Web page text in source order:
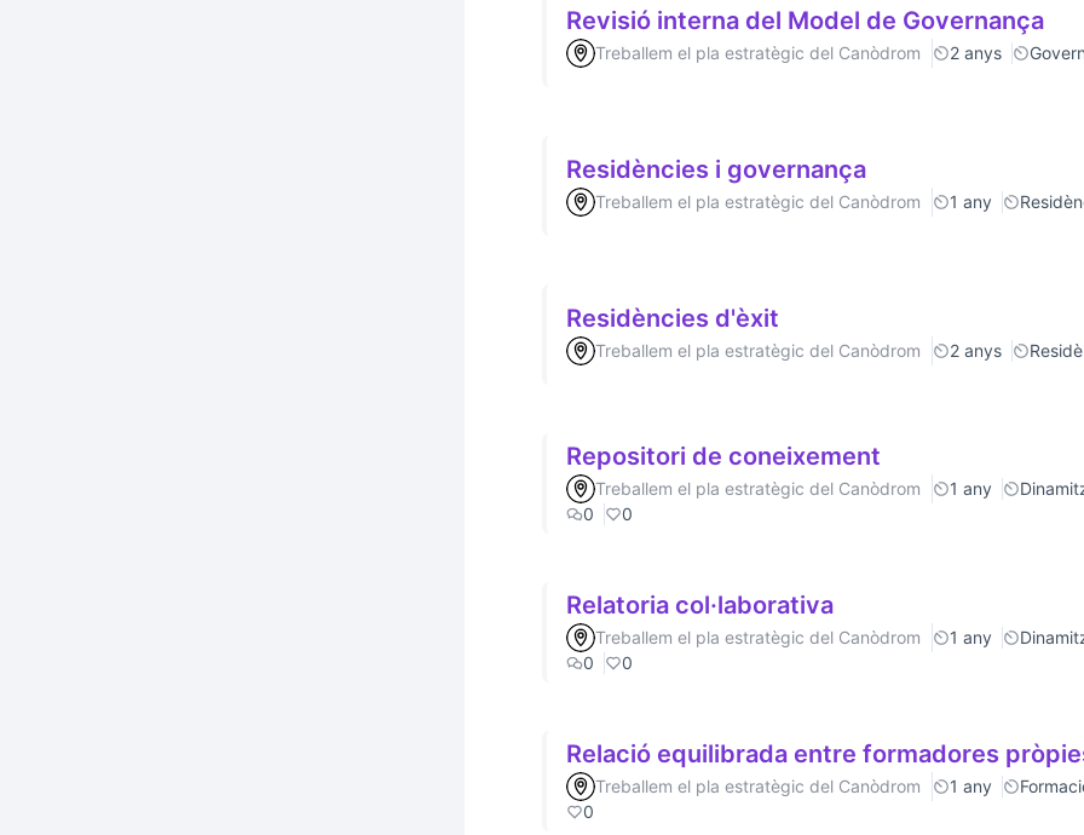
Revisió interna del Model de Governança
Treballem el pla estratègic del Canòdrom 2 anys
Residències i governança
Treballem el pla estratègic del Canòdrom 1 any
Residències d'èxit
Treballem el pla estratègic del Canòdrom 2 anys
Repositori de coneixement
Treballem el pla estratègic del Canòdrom 1 any
0
0
Relatoria col·laborativa
Treballem el pla estratègic del Canòdrom 1 any
0
0
Relació equilibrada entre formadores
Treballem el pla estratègic del Canòdrom 1 any
0